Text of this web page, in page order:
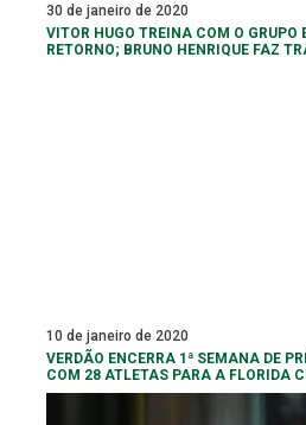
30 de janeiro de 2020
VITOR HUGO TREINA COM O GRUPO
RETORNO; BRUNO HENRIQUE FAZ
10 de janeiro de 2020
VERDÃO ENCERRA 1ª SEMANA DE
COM 28 ATLETAS PARA A FLORIDA